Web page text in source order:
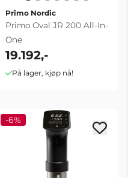
Primo Nordic
Primo Oval JR 200 All-In-
One
19.192,-
På lager, kjøp nå!
-6%